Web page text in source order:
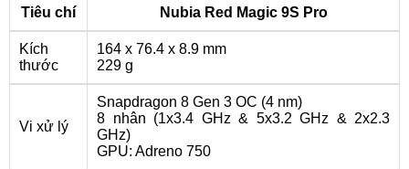
Tiêu chí Nubia Red Magic 9S Pro
Kích
thước
164 x 76.4 x 8.9 mm
229 g
Vi xử lý
Snapdragon 8 Gen 3 OC (4 nm)
8 nhân (1x3.4 GHz & 5x3.2 GHz & 2x2.3
GHz)
GPU: Adreno 750